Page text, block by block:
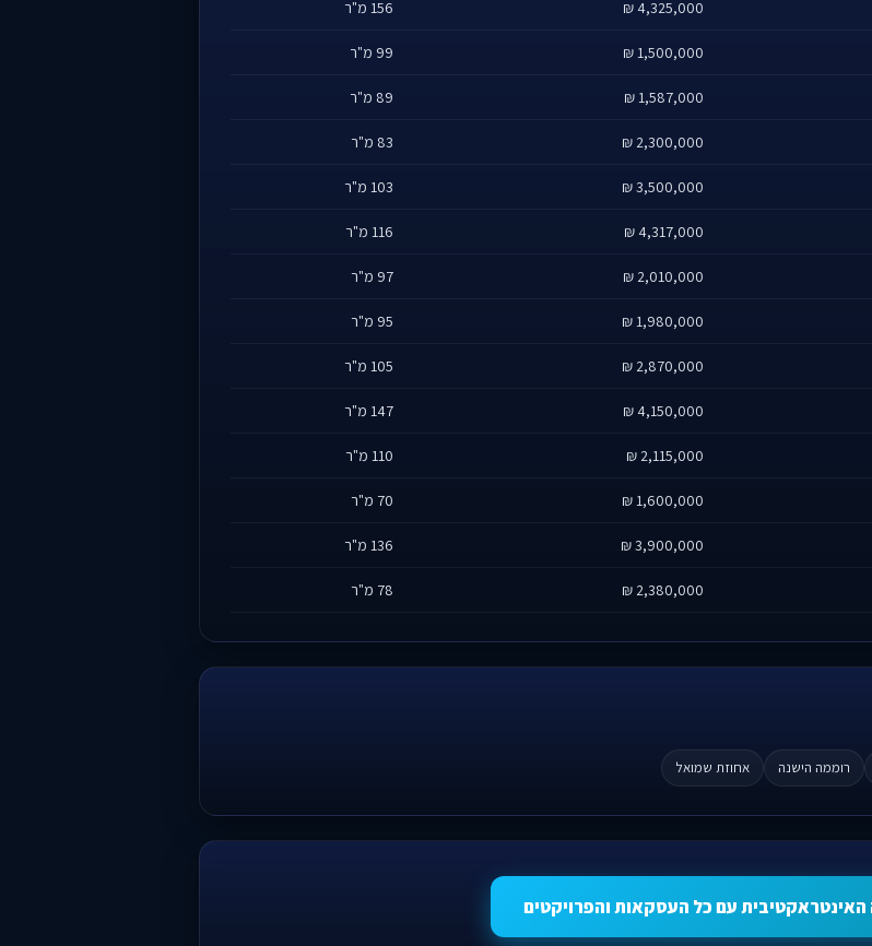
4,325,000 ₪ 156 מ"ר
1,500,000 ₪ 99 מ"ר
1,587,000 ₪ 89 מ"ר
2,300,000 ₪ 83 מ"ר
3,500,000 ₪ 103 מ"ר
4,317,000 ₪ 116 מ"ר
2,010,000 ₪ 97 מ"ר
1,980,000 ₪ 95 מ"ר
2,870,000 ₪ 105 מ"ר
4,150,000 ₪ 147 מ"ר
2,115,000 ₪ 110 מ"ר
1,600,000 ₪ 70 מ"ר
3,900,000 ₪ 136 מ"ר
2,380,000 ₪ 78 מ"ר
רוממה הישנה אחוזת שמואל
עם כל העסקאות והפרויקטים